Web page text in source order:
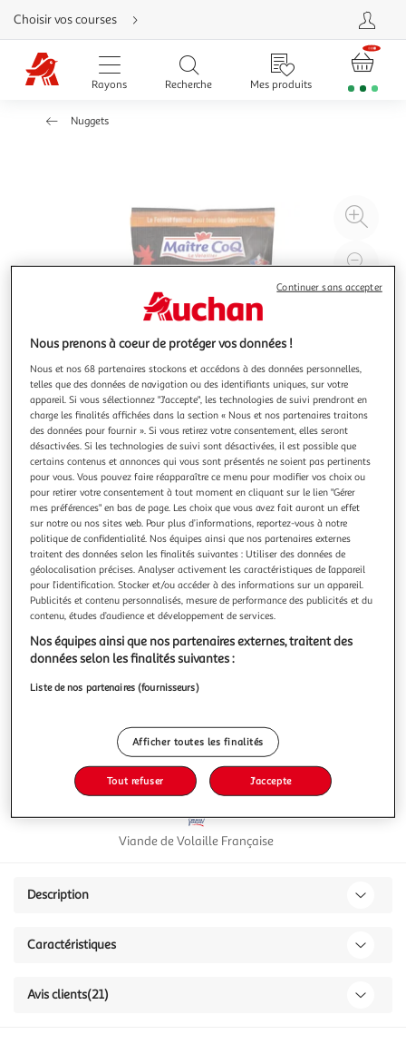
Aller
directement
au
contenu
Aller
directement
Aller
Choisir vos courses
Rayons Recherche Mes produits
Nuggets
à
4.3 (21)
MAITRE COQ
Frites de poulet
Maître Coq, Volailler inspiré
En savoir +
1kg 55 pièces
Vous voulez connaître le prix de ce produit ?
Afficher le prix
Surgelés Viande De France
Viande de Volaille Française
Description
Caractéristiques
Avis clients(21)
Nous prenons à coeur de protéger vos données !
Nous et nos 68 partenaires stockons et accédons à des données personnelles,
telles que des données de navigation ou des identifiants uniques, sur votre
appareil. Si vous sélectionnez "J'accepte", les technologies de suivi prendront en
charge les finalités affichées dans la section « Nous et nos partenaires traitons
des données pour fournir ». Si vous retirez votre consentement, elles seront
désactivées. Si les technologies de suivi sont désactivées, il est possible que
certains contenus et annonces qui vous sont présentés ne soient pas pertinents
pour vous. Vous pouvez faire réapparaître ce menu pour modifier vos choix ou
pour retirer votre consentement à tout moment en cliquant sur le lien "Gérer
mes préférences" en bas de page. Les choix que vous avez fait auront un effet
sur notre ou nos sites web. Pour plus d’informations, reportez-vous à notre
politique de confidentialité. Nos équipes ainsi que nos partenaires externes
traitent des données selon les finalités suivantes : Utiliser des données de
géolocalisation précises. Analyser activement les caractéristiques de l’appareil
pour l’identification. Stocker et/ou accéder à des informations sur un appareil.
Publicités et contenu personnalisés, mesure de performance des publicités et du
contenu, études d’audience et développement de services.
Nos équipes ainsi que nos partenaires externes, traitent des
données selon les finalités suivantes :
Liste de nos partenaires (fournisseurs)
Afficher toutes les finalités
Tout refuser J'accepte
Continuer sans accepter